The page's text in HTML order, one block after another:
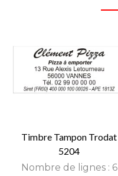
Timbre Tampon Trodat
5204
Nombre de lignes : 6